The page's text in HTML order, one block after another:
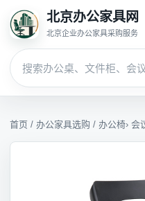
北京办公家具网
北京企业办公家具采购服务
首页 / 办公家具选购 / 办公椅› 会